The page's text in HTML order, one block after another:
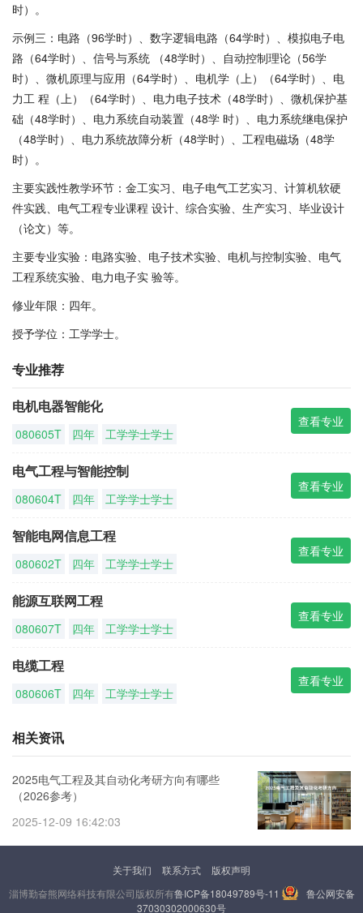
时）。
示例三：电路（96学时）、数字逻辑电路（64学时）、模拟电子电
路（64学时）、信号与系统 （48学时）、自动控制理论（56学
时）、微机原理与应用（64学时）、电机学（上）（64学时）、电
力工 程（上）（64学时）、电力电子技术（48学时）、微机保护基
础（48学时）、电力系统自动装置（48学 时）、电力系统继电保护
（48学时）、电力系统故障分析（48学时）、工程电磁场（48学
时）。
主要实践性教学环节：金工实习、电子电气工艺实习、计算机软硬
件实践、电气工程专业课程 设计、综合实验、生产实习、毕业设计
（论文）等。
主要专业实验：电路实验、电子技术实验、电机与控制实验、电气
工程系统实验、电力电子实 验等。
修业年限：四年。
授予学位：工学学士。
专业推荐
电机电器智能化
080605T 四年 工学学士学士
查看专业
电气工程与智能控制
080604T 四年 工学学士学士
查看专业
智能电网信息工程
080602T 四年 工学学士学士
查看专业
能源互联网工程
080607T 四年 工学学士学士
查看专业
电缆工程
080606T 四年 工学学士学士
查看专业
相关资讯
2025电气工程及其自动化考研方向有哪些
（2026参考）
2025-12-09 16:42:03
关于我们 联系方式
版权声明
淄博勤奋熊网络科技有限公司版权所有鲁ICP备18049789号-11
鲁公网安备
37030302000630号